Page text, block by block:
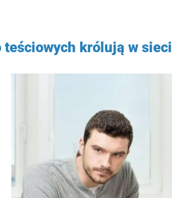
teściowych królują w sieci